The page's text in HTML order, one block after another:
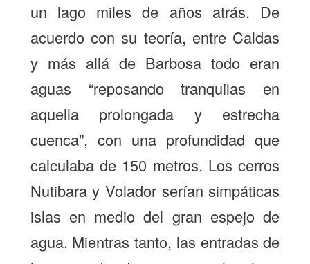
un lago miles de años atrás. De
acuerdo con su teoría, entre Caldas
y más allá de Barbosa todo eran
aguas “reposando tranquilas en
aquella prolongada y estrecha
cuenca”, con una profundidad que
calculaba de 150 metros. Los cerros
Nutibara y Volador serían simpáticas
islas en medio del gran espejo de
agua. Mientras tanto, las entradas de